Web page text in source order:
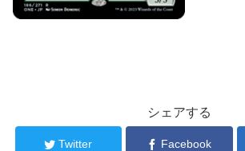
シェアする
Twitter Facebook